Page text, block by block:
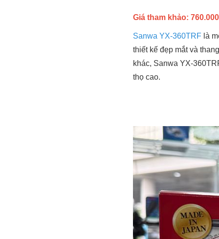
Giá tham khảo:
Sanwa YX-360TRF là
thiết kế đẹp mắt và
khác, Sanwa YX-
thọ cao.